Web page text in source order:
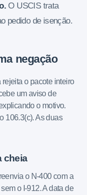
O USCIS trata
pedido de isenção.
negação
o pacote inteiro
um aviso de
o motivo.
106.3(c). As duas
cheia
o N-400 com a
o I-912. A data de